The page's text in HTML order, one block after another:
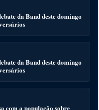
da Band deste domingo
da Band deste domingo
com a população sobre